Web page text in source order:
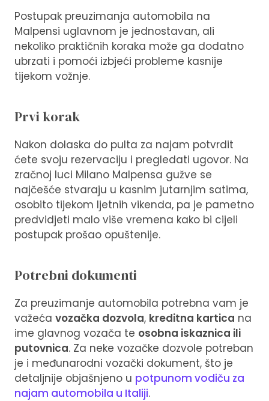
Postupak preuzimanja automobila na
Malpensi uglavnom je jednostavan, ali
nekoliko praktičnih koraka može ga dodatno
ubrzati i pomoći izbjeći probleme kasnije
tijekom vožnje.
Prvi korak
Nakon dolaska do pulta za najam potvrdit
ćete svoju rezervaciju i pregledati ugovor. Na
zračnoj luci Milano Malpensa gužve se
najčešće stvaraju u kasnim jutarnjim satima,
osobito tijekom ljetnih vikenda, pa je pametno
predvidjeti malo više vremena kako bi cijeli
postupak prošao opuštenije.
Potrebni dokumenti
Za preuzimanje automobila potrebna vam je
važeća vozačka dozvola, kreditna kartica na
ime glavnog vozača te osobna iskaznica ili
putovnica. Za neke vozačke dozvole potreban
je i međunarodni vozački dokument, što je
detaljnije objašnjeno u potpunom vodiču za
najam automobila u Italiji.